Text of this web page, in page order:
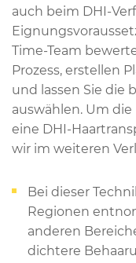
auch beim DHI-
Time-Team
Prozess, erstellen
und lassen Sie die
auswählen. Um
eine DHI-
wir im weiteren
Bei dieser
Regionen
anderen
dichtere